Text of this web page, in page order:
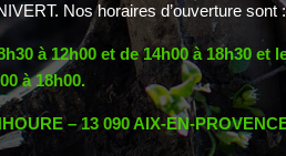
Nos horaires d’ouverture sont :
à 12h00 et de 14h00 à 18h30 et
à 18h00.
– 13 090 AIX-EN-